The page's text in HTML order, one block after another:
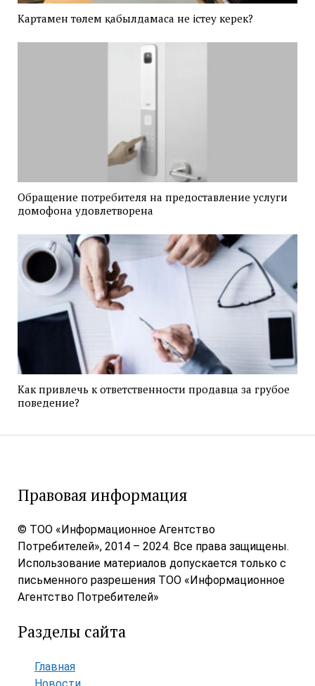
Картамен төлем қабылдамаса не істеу керек?
Обращение потребителя на предоставление услуги
домофона удовлетворена
Как привлечь к ответственности продавца за грубое
поведение?
Правовая информация
© ТОО «Информационное Агентство
Потребителей», 2014 – 2024. Все права защищены.
Использование материалов допускается только с
письменного разрешения ТОО «Информационное
Агентство Потребителей»
Разделы сайта
Главная